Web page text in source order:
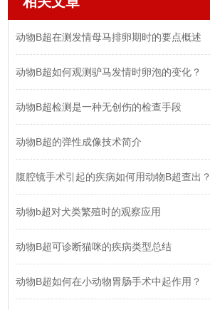
动物B超在测发情母马排卵期时的要点概述
动物B超如何观测驴马发情时卵泡的变化？
动物B超检测是一种无创伤的检查手段
动物B超的弹性成像技术简介
腹腔镜手术引起的疾病如何用动物B超查出？
动物b超对犬类繁殖时的观察应用
动物B超可诊断猫咪的疾病类型总结
动物B超如何在小动物胃肠手术中起作用？